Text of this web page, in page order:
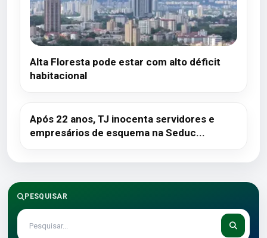
Alta Floresta pode estar com alto déficit
habitacional
Após 22 anos, TJ inocenta servidores e
empresários de esquema na Seduc...
PESQUISAR